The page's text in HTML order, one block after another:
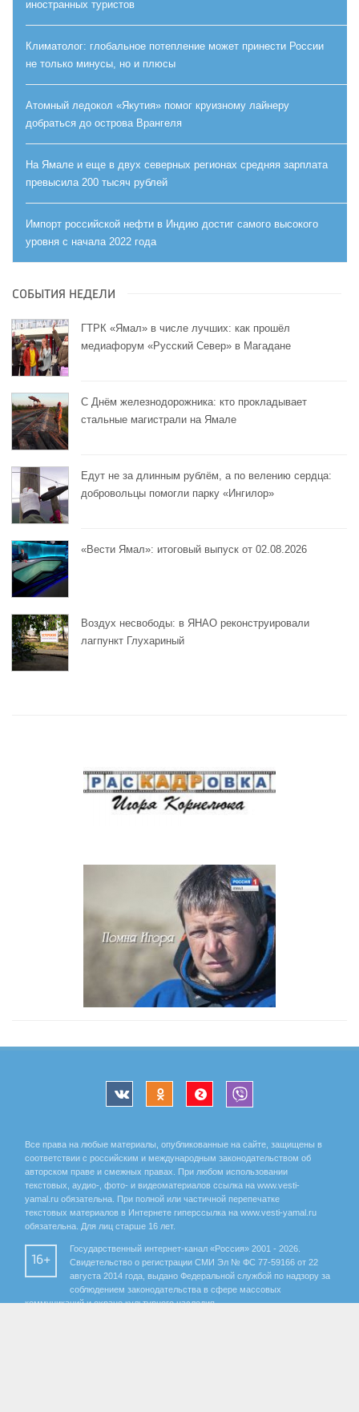
иностранных туристов
Климатолог: глобальное потепление может принести России
не только минусы, но и плюсы
Атомный ледокол «Якутия» помог круизному лайнеру
добраться до острова Врангеля
На Ямале и еще в двух северных регионах средняя зарплата
превысила 200 тысяч рублей
Импорт российской нефти в Индию достиг самого высокого
уровня с начала 2022 года
СОБЫТИЯ НЕДЕЛИ
ГТРК «Ямал» в числе лучших: как прошёл
медиафорум «Русский Север» в Магадане
С Днём железнодорожника: кто прокладывает
стальные магистрали на Ямале
Едут не за длинным рублём, а по велению сердца:
добровольцы помогли парку «Ингилор»
«Вести Ямал»: итоговый выпуск от 02.08.2026
Воздух несвободы: в ЯНАО реконструировали
лагпункт Глухариный
Все права на любые материалы, опубликованные на сайте, защищены в
соответствии с российским и международным законодательством об
авторском праве и смежных правах. При любом использовании
текстовых, аудио-, фото- и видеоматериалов ссылка на www.vesti-
yamal.ru обязательна. При полной или частичной перепечатке
текстовых материалов в Интернете гиперссылка на www.vesti-yamal.ru
обязательна. Для лиц старше 16 лет.
16+
Государственный интернет-канал «Россия» 2001 - 2026.
Свидетельство о регистрации СМИ Эл № ФС 77-59166 от 22
августа 2014 года, выдано Федеральной службой по надзору за
соблюдением законодательства в сфере массовых
коммуникаций и охране культурного наследия.